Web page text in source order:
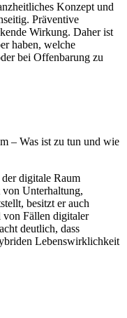
Konzept und
Präventive
Wirkung. Daher ist
haben, welche
bei Offenbarung zu
– Was ist zu tun und wie
digitale Raum
von Unterhaltung,
besitzt er auch
Fällen digitaler
deutlich, dass
Lebenswirklichkeit